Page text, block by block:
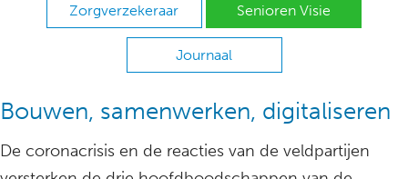
Zorgverzekeraar Senioren Visie
Journaal
Bouwen, samenwerken, digitaliseren
De coronacrisis en de reacties van de veldpartijen